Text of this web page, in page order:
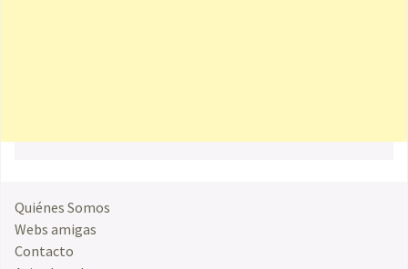
Quiénes Somos
Webs amigas
Contacto